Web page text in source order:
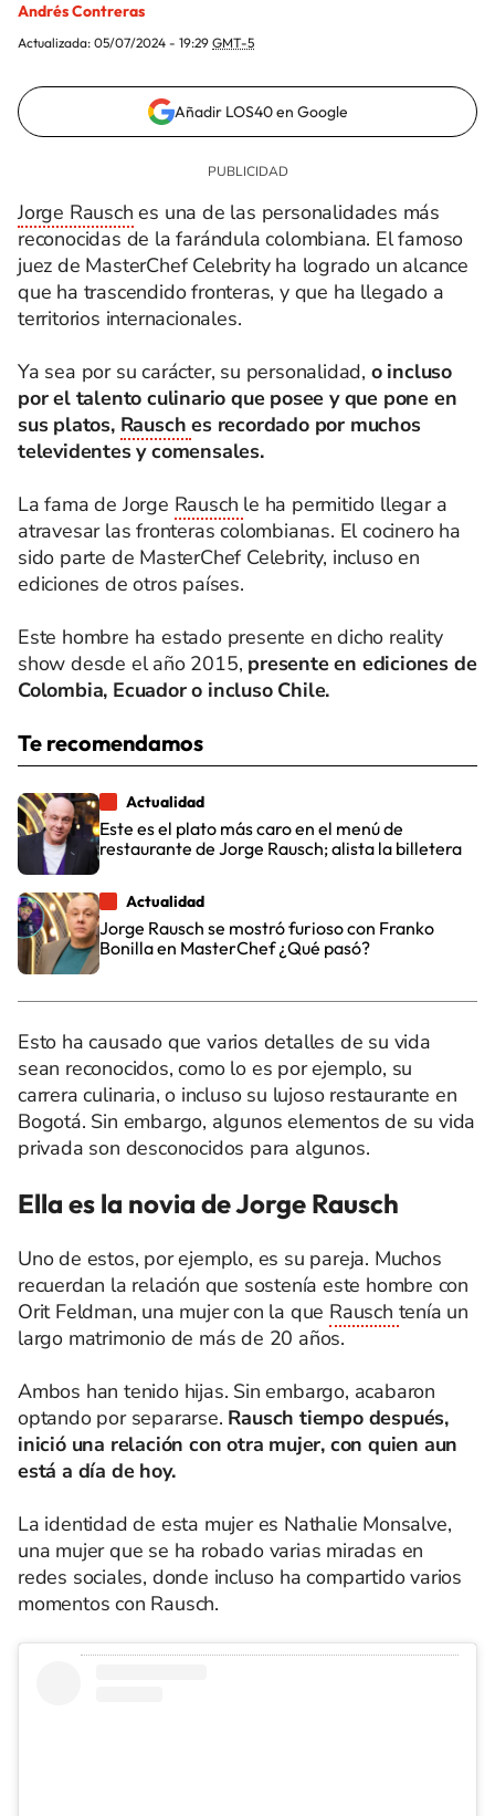
Andrés Contreras
Actualizada: 05/07/2024 - 19:29 GMT-5
Añadir LOS40 en Google
Jorge Rausch es una de las personalidades más
reconocidas de la farándula colombiana. El famoso
juez de MasterChef Celebrity ha logrado un alcance
que ha trascendido fronteras, y que ha llegado a
territorios internacionales.
Ya sea por su carácter, su personalidad, o incluso
por el talento culinario que posee y que pone en
sus platos, Rausches recordado por muchos
televidentes y comensales.
La fama de Jorge Rausch le ha permitido llegar a
atravesar las fronteras colombianas. El cocinero ha
sido parte de MasterChef Celebrity, incluso en
ediciones de otros países.
Este hombre ha estado presente en dicho reality
show desde el año 2015, presente en ediciones de
Colombia, Ecuador o incluso Chile.
Te recomendamos
Actualidad
Este es el plato más caro en el menú de
restaurante de Jorge Rausch; alista la billetera
Actualidad
Jorge Rausch se mostró furioso con Franko
Bonilla en MasterChef ¿Qué pasó?
Esto ha causado que varios detalles de su vida
sean reconocidos, como lo es por ejemplo, su
carrera culinaria, o incluso su lujoso restaurante en
Bogotá. Sin embargo, algunos elementos de su vida
privada son desconocidos para algunos.
Ella es la novia de Jorge Rausch
Uno de estos, por ejemplo, es su pareja. Muchos
recuerdan la relación que sostenía este hombre con
Orit Feldman, una mujer con la que Rausch tenía un
largo matrimonio de más de 20 años.
Ambos han tenido hijas. Sin embargo, acabaron
optando por separarse. Rausch tiempo después,
inició una relación con otra mujer, con quien aun
está a día de hoy.
La identidad de esta mujer es Nathalie Monsalve,
una mujer que se ha robado varias miradas en
redes sociales, donde incluso ha compartido varios
momentos con Rausch.